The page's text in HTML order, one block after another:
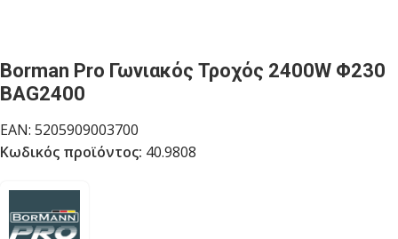
Borman Pro Γωνιακός Τροχός 2400W Φ230
BAG2400
EAN: 5205909003700
Κωδικός προϊόντος: 40.9808